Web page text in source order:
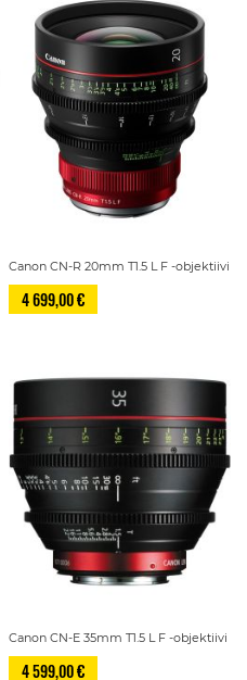
Canon CN-R 20mm T1.5 L F -objektiivi
4 699,00 €
Canon CN-E 35mm T1.5 L F -objektiivi
4 599,00 €